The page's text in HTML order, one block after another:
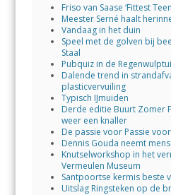
Friso van Saase ‘Fittest
Meester Serné haalt
Vandaag in het duin
Speel met de golven bij
Staal
Pubquiz in de
Dalende trend in
plasticvervuiling
Typisch IJmuiden
Derde editie Buurt Zomer
weer een knaller
De passie voor Passie
Dennis Gouda neemt
Knutselworkshop in het
Vermeulen Museum
Santpoortse kermis beste
Uitslag Ringsteken op de